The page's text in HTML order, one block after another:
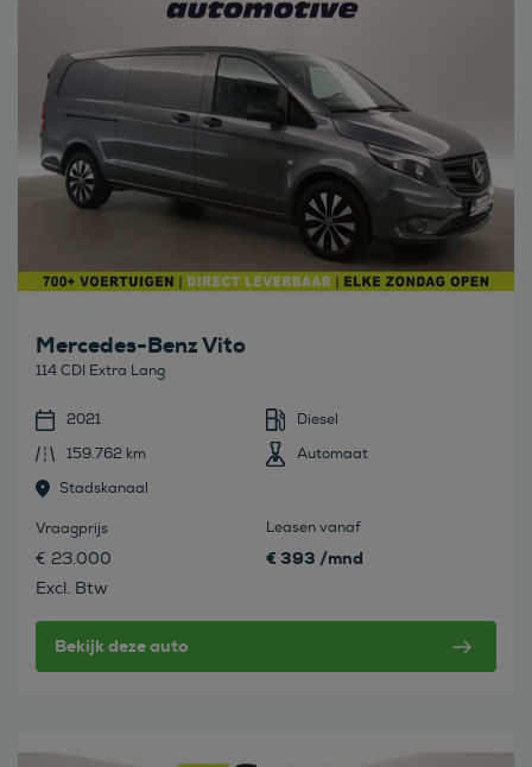
Mercedes-Benz Vito
114 CDI Extra Lang
2021
Diesel
159.762 km
Automaat
Stadskanaal
Vraagprijs
€ 23.000
Excl. Btw
Leasen vanaf
€ 393 /mnd
Bekijk deze auto
Bekijk deze auto